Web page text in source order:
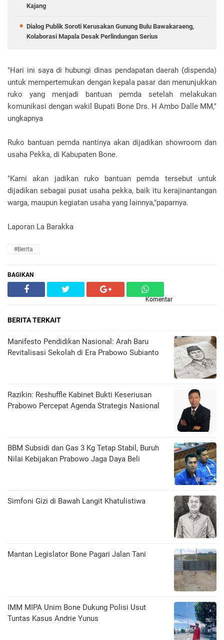
Kajang
Dialog Publik Soroti Kerusakan Gunung Bulu Bawakaraeng,
Kolaborasi Mapala Desak Perlindungan Serius
"Hari ini saya di hubungi dinas pendapatan daerah (dispenda)
untuk mempertemukan dengan kepala pasar dan menunjukkan
ruko yang menjadi bantuan pemda setelah melakukan
komunikasi dengan wakil Bupati Bone Drs. H Ambo Dalle MM,"
ungkapnya
Ruko bantuan pemda nantinya akan dijadikan showroom dan
usaha Pekka, di Kabupaten Bone.
"Kami akan jadikan ruko bantuan pemda tersebut untuk
dijadikan sebagai pusat usaha pekka, baik itu kerajinantangan
warga, maupun kegiatan usaha yang lainnya,"paparnya.
Laporan La Barakka
#Berita
BAGIKAN
Komentar
BERITA TERKAIT
Manifesto Pendidikan Nasional: Arah Baru
Revitalisasi Sekolah di Era Prabowo Subianto
Razikin: Reshuffle Kabinet Bukti Keseriusan
Prabowo Percepat Agenda Strategis Nasional
BBM Subsidi dan Gas 3 Kg Tetap Stabil, Buruh
Nilai Kebijakan Prabowo Jaga Daya Beli
​Simfoni Gizi di Bawah Langit Khatulistiwa
Mantan Legislator Bone Pagari Jalan Tani
IMM MIPA Unim Bone Dukung Polisi Usut
Tuntas Kasus Andrie Yunus